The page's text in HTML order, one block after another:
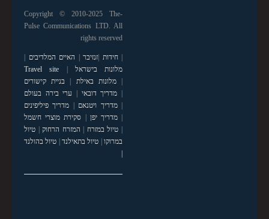
Copyright © 2010-2025 The-
Pulse Communications LTD. All
rights reserved
|חידות זנזיבר האיים המלדיבים
מלונות בישראל
Travel site
|מלונות באילת
בניית קישורים
מדריך דובאי
ערי בירה בעולם
|מדריך ויטנאם
מדריך פיליפינים
|מדריך יפן
סקירת מוצרי חשמל
טיול במזרח המזרח הרחוק| טיול
במרוקו| טיול בתאילנד| טיול בהולנד